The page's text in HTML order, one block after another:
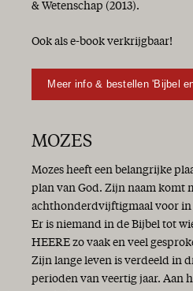
& Wetenschap (2013).
Ook als e-book verkrijgbaar!
Meer info & bestellen 'Bijbel
MOZES
Mozes heeft een belangrijke
plan van God. Zijn naam komt
achthonderdvijftigmaal voor in
Er is niemand in de Bijbel tot
HEERE zo vaak en veel
Zijn lange leven is verdeeld in
perioden van veertig jaar. Aan